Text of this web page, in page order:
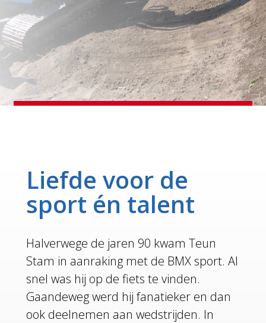
Liefde voor de
sport én talent
Halverwege de jaren 90 kwam Teun
Stam in aanraking met de BMX sport. Al
snel was hij op de fiets te vinden.
Gaandeweg werd hij fanatieker en dan
ook deelnemen aan wedstrijden. In